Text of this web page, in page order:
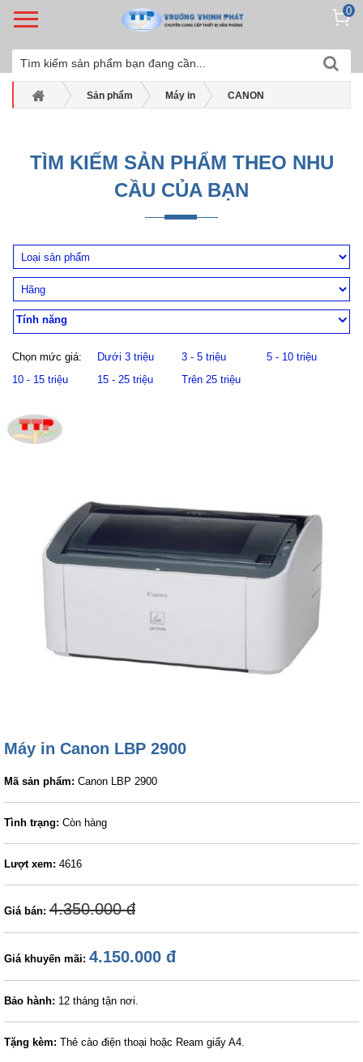
0
Sản phẩm Máy in CANON
TÌM KIẾM SẢN PHẨM THEO NHU
CẦU CỦA BẠN
Tính năng
Chọn mức giá: Dưới 3 triệu 3 - 5 triệu
5 - 10 triệu
10 - 15 triệu
15 - 25 triệu Trên 25 triệu
Máy in Canon LBP 2900
Mã sản phẩm: Canon LBP 2900
Tình trạng: Còn hàng
Lượt xem: 4616
Giá bán: 4.350.000 đ
Giá khuyến mãi: 4.150.000 đ
Bảo hành: 12 tháng tận nơi.
Tặng kèm: Thẻ cào điện thoại hoặc Ream giấy A4.